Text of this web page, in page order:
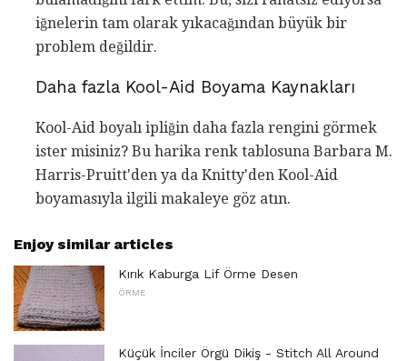
iğnelerin tam olarak yıkacağından büyük bir
problem değildir.
Daha fazla Kool-Aid Boyama Kaynakları
Kool-Aid boyalı ipliğin daha fazla rengini görmek
ister misiniz? Bu harika renk tablosuna Barbara M.
Harris-Pruitt'den ya da Knitty'den Kool-Aid
boyamasıyla ilgili makaleye göz atın.
Enjoy similar articles
Kırık Kaburga Lif Örme Desen
ÖRME
Küçük İnciler Örgü Dikiş - Stitch All Around